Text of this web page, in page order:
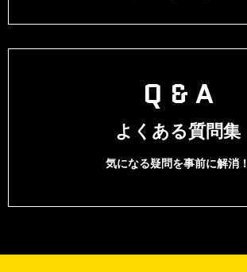
Q & A
よくある質問集
気になる疑問を事前に解消！